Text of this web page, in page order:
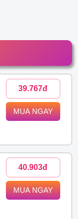
39.767đ
MUA NGAY
40.903đ
MUA NGAY